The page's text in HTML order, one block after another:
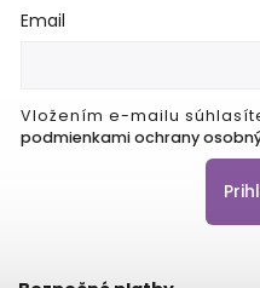
Email
Vložením e-mailu
podmienkami ochrany